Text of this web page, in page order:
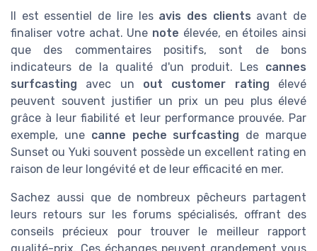
Il est essentiel de lire les avis des clients avant de
finaliser votre achat. Une note élevée, en étoiles ainsi
que des commentaires positifs, sont de bons
indicateurs de la qualité d'un produit. Les cannes
surfcasting avec un out customer rating élevé
peuvent souvent justifier un prix un peu plus élevé
grâce à leur fiabilité et leur performance prouvée. Par
exemple, une canne peche surfcasting de marque
Sunset ou Yuki souvent possède un excellent rating en
raison de leur longévité et de leur efficacité en mer.
Sachez aussi que de nombreux pêcheurs partagent
leurs retours sur les forums spécialisés, offrant des
conseils précieux pour trouver le meilleur rapport
qualité-prix. Ces échanges peuvent grandement vous